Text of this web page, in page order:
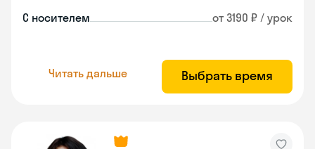
С носителем от 3190 ₽ / урок
Читать дальше Выбрать время